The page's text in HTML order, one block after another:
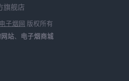
旗舰店
子烟网 版权所有
站、 电子烟商城